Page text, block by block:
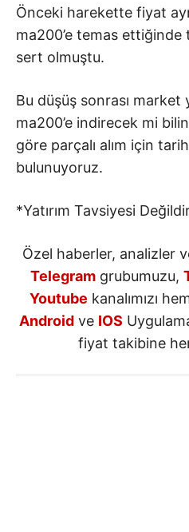
Önceki harekette fiyat
ma200’e temas
sert olmuştu.
Bu düşüş sonrası market
ma200’e indirecek mi
göre parçalı alım için
bulunuyoruz.
*Yatırım Tavsiyesi
Özel haberler, analizler
Telegramgrubumuzu,
Youtube kanalımızı
Androidve IOS
fiyat takibine